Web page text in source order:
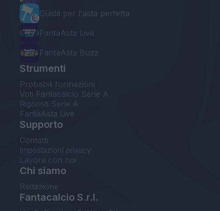
Guida per l'asta perfetta
FantaAsta Live
FantaAsta Buzz
Strumenti
Probabili formazioni
Voti Fantacalcio Serie A
Rigoristi Serie A
FantaAsta Live
Supporto
Contatti
Impostazioni privacy
Lavora con noi
Chi siamo
Redazione
Fantacalcio S.r.l.